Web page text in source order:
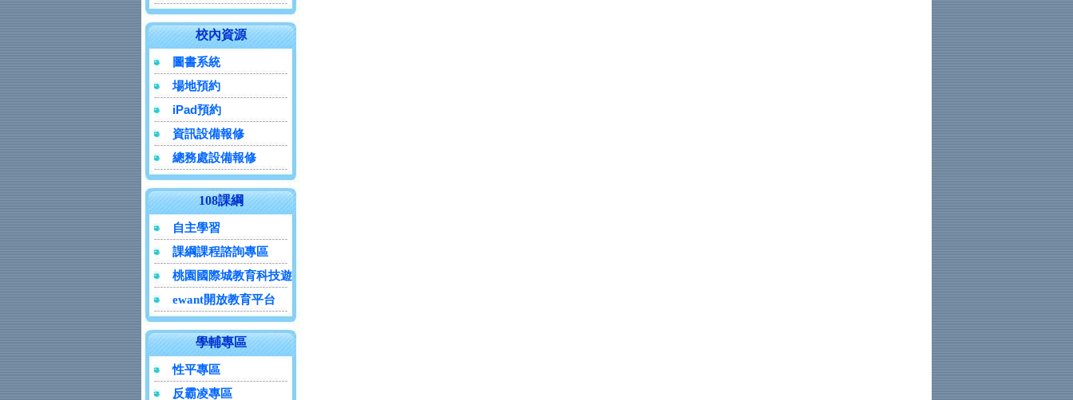
校內資源
圖書系統
場地預約
iPad預約
資訊設備報修
總務處設備報修
108課綱
自主學習
課綱課程諮詢專區
桃園國際城教育科技遊
ewant開放教育平台
學輔專區
性平專區
反霸凌專區